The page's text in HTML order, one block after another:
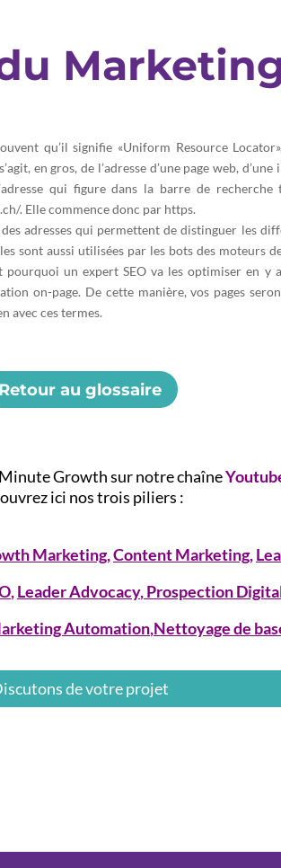
qu’il signifie «Uniform Resource
en gros, de l’adresse d’une page web,
qui figure dans la barre de
. Elle commence donc par https.
adresses qui permettent de distinguer les
sont aussi utilisées par les bots des moteurs
pourquoi un expert SEO va les optimiser en y
on-page. De cette manière, vos pages
avec ces termes.
Retour au glossaire
Growth sur notre chaîne
ici nos trois piliers :
Marketing,Content Marketing,
,Leader Advocacy,Prospection
Automation,Nettoyage de
de votre projet